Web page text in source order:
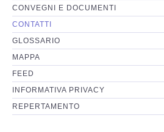
Perizia Web Reputation
Perizia Host e Mainframe
Perizia Contratti ICT
Perizia Disp. Elettronici
CONVEGNI E DOCUMENTI
CONTATTI
GLOSSARIO
MAPPA
FEED
INFORMATIVA PRIVACY
REPERTAMENTO